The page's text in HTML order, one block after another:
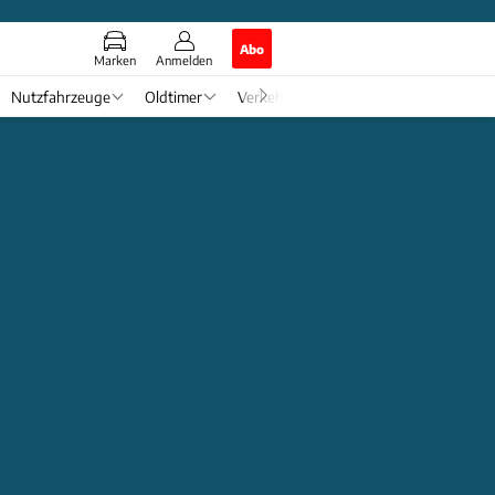
Marken Anmelden
Abo
Nutzfahrzeuge Oldtimer Verkehr